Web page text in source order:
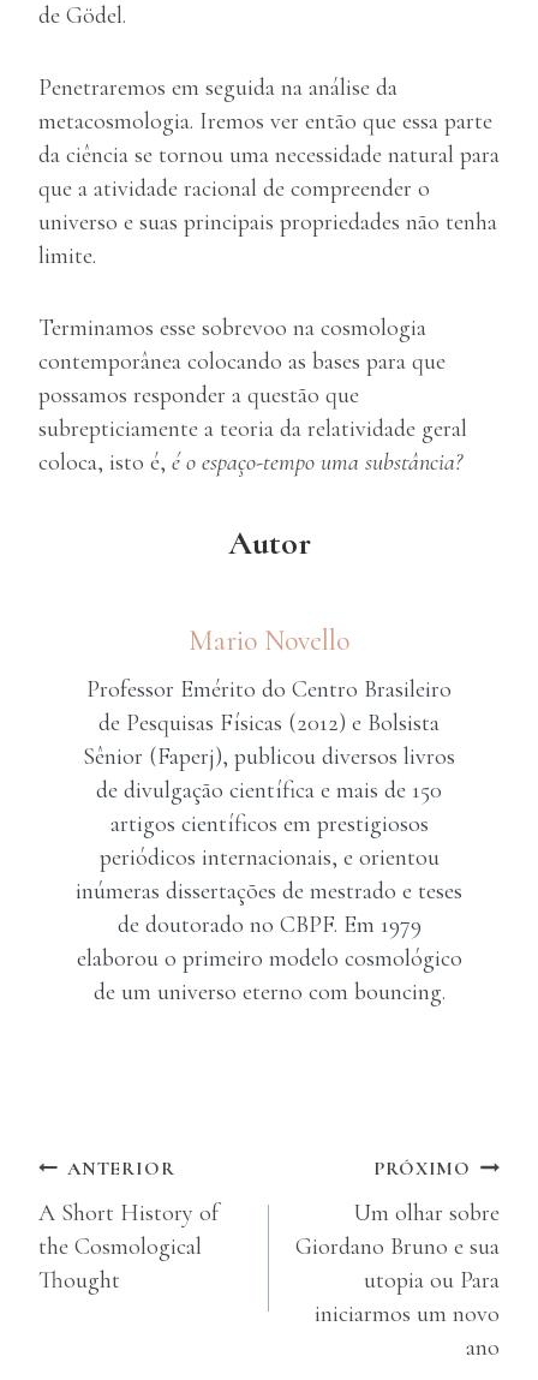
de Gödel.
Penetraremos em seguida na análise da
metacosmologia. Iremos ver então que essa parte
da ciência se tornou uma necessidade natural para
que a atividade racional de compreender o
universo e suas principais propriedades não tenha
limite.
Terminamos esse sobrevoo na cosmologia
contemporânea colocando as bases para que
possamos responder a questão que
subrepticiamente a teoria da relatividade geral
coloca, isto é, é o espaço-tempo uma substância?
Autor
Mario Novello
Professor Emérito do Centro Brasileiro
de Pesquisas Físicas (2012) e Bolsista
Sênior (Faperj), publicou diversos livros
de divulgação científica e mais de 150
artigos científicos em prestigiosos
periódicos internacionais, e orientou
inúmeras dissertações de mestrado e teses
de doutorado no CBPF. Em 1979
elaborou o primeiro modelo cosmológico
de um universo eterno com bouncing.
Navegação
de
Post
ANTERIOR
A Short History of
the Cosmological
Thought
PRÓXIMO
Um olhar sobre
Giordano Bruno e sua
utopia ou Para
iniciarmos um novo
ano